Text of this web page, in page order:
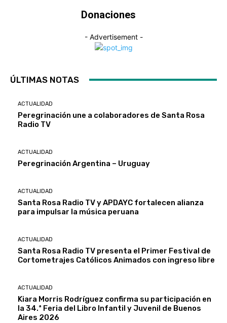
Donaciones
- Advertisement -
ÚLTIMAS NOTAS
ACTUALIDAD
Peregrinación une a colaboradores de Santa Rosa
Radio TV
ACTUALIDAD
Peregrinación Argentina – Uruguay
ACTUALIDAD
Santa Rosa Radio TV y APDAYC fortalecen alianza
para impulsar la música peruana
ACTUALIDAD
Santa Rosa Radio TV presenta el Primer Festival de
Cortometrajes Católicos Animados con ingreso libre
ACTUALIDAD
Kiara Morris Rodríguez confirma su participación en
la 34.ª Feria del Libro Infantil y Juvenil de Buenos
Aires 2026